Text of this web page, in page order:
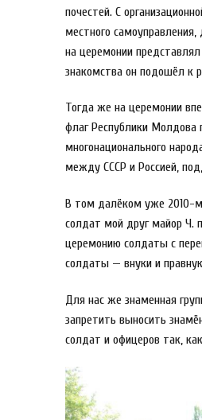
почестей. С
местного
на церемонии
знакомства он подошёл к
Тогда же на церемонии
флаг Республики Молдова
многонационального
между СССР и Россией,
В том далёком уже 2010-м
солдат мой друг майор Ч.
церемонию солдаты с
солдаты — внуки и
Для нас же знаменная
запретить выносить
солдат и офицеров так,